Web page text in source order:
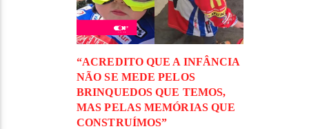
“ACREDITO QUE A INFÂNCIA
NÃO SE MEDE PELOS
BRINQUEDOS QUE TEMOS,
MAS PELAS MEMÓRIAS QUE
CONSTRUÍMOS”